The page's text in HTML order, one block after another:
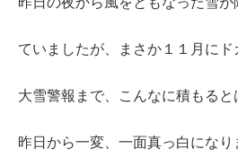
ていましたが、まさか１１月にド
大雪警報まで、こんなに積もると
昨日から一変、一面真っ白になり